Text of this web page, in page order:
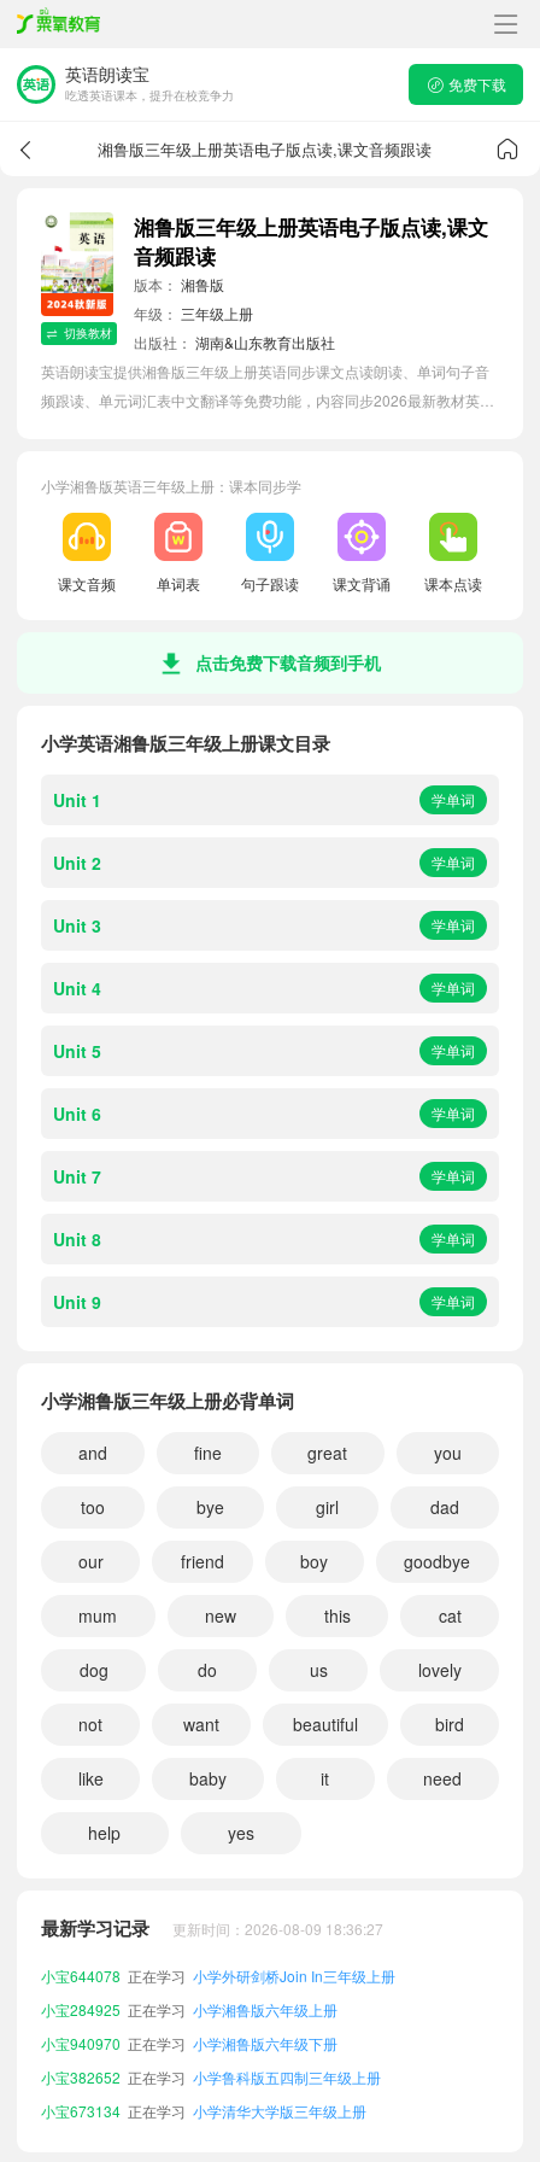
英语朗读宝
吃透英语课本，提升在校竞争力
免费下载
湘鲁版三年级上册英语电子版点读,课文音频跟读
切换教材
湘鲁版三年级上册英语电子版点读,课文
音频跟读
版本： 湘鲁版
年级： 三年级上册
出版社： 湖南&山东教育出版社
英语朗读宝提供湘鲁版三年级上册英语同步课文点读朗读、单词句子音
频跟读、单元词汇表中文翻译等免费功能，内容同步2026最新教材英语
小学湘鲁版英语三年级上册：课本同步学
课文音频 单词表 句子跟读 课文背诵 课本点读
点击免费下载音频到手机
小学英语湘鲁版三年级上册课文目录
Unit 1 学单词
Unit 2 学单词
Unit 3 学单词
Unit 4 学单词
Unit 5 学单词
Unit 6 学单词
Unit 7 学单词
Unit 8 学单词
Unit 9 学单词
小学湘鲁版三年级上册必背单词
and fine great you
too bye girl dad
our friend boy goodbye
mum new this cat
dog do us lovely
not want beautiful bird
like baby it need
help yes
最新学习记录 更新时间：2026-08-09 18:36:27
小学冀教版一起三年级上册
小宝358100
小学湘鲁版四年级下册
小宝101908
正在学习 小学湘鲁版三年级上册
小宝890453
小学北师大三起三年级上册
小宝188221
小学接力版（三起）三年级上册
小宝205373
小学广东开心版三年级上册
小宝899070 正在学习 小学湘鲁版五年级下册
小宝644078 正在学习 小学外研剑桥Join In三年级上册
小宝284925 正在学习 小学湘鲁版六年级上册
小宝940970 正在学习 小学湘鲁版六年级下册
小宝382652 正在学习 小学鲁科版五四制三年级上册
小宝673134 正在学习 小学清华大学版三年级上册